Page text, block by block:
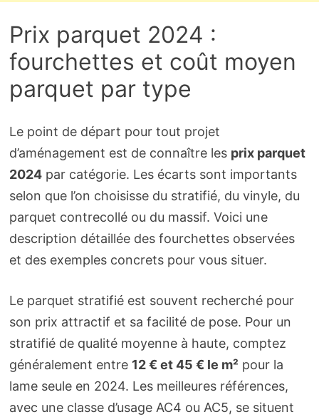
Prix parquet 2024 :
fourchettes et coût moyen
parquet par type
Le point de départ pour tout projet
d’aménagement est de connaître les prix parquet
2024par catégorie. Les écarts sont importants
selon que l’on choisisse du stratifié, du vinyle, du
parquet contrecollé ou du massif. Voici une
description détaillée des fourchettes observées
et des exemples concrets pour vous situer.
Le parquet stratifié est souvent recherché pour
son prix attractif et sa facilité de pose. Pour un
stratifié de qualité moyenne à haute, comptez
généralement entre 12 € et 45 € le m² pour la
lame seule en 2024. Les meilleures références,
avec une classe d’usage AC4 ou AC5, se situent